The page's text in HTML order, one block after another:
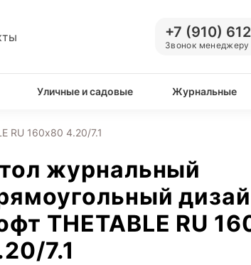
+7 (910)
Звонок менеджеру
Уличные и садовые Журнальные
RU 160х80 4.20/7.1
журнальный
THETABLE RU
7.1